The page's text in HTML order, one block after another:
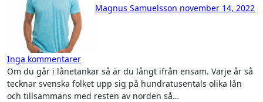
Magnus Samuelsson november 14, 2022
Inga kommentarer
Om du går i lånetankar så är du långt ifrån ensam. Varje år så
tecknar svenska folket upp sig på hundratusentals olika lån
och tillsammans med resten av norden så…